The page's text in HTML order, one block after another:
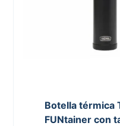
Botella térmica
FUNtainer con